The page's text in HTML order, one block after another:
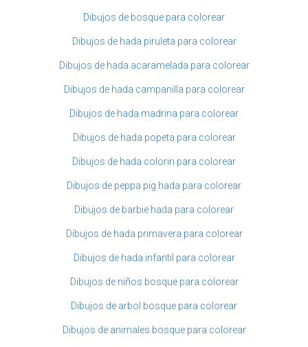
Dibujos de bosque para colorear
Dibujos de hada piruleta para colorear
Dibujos de hada acaramelada para colorear
Dibujos de hada campanilla para colorear
Dibujos de hada madrina para colorear
Dibujos de hada popeta para colorear
Dibujos de hada colorin para colorear
Dibujos de peppa pig hada para colorear
Dibujos de barbie hada para colorear
Dibujos de hada primavera para colorear
Dibujos de hada infantil para colorear
Dibujos de niños bosque para colorear
Dibujos de arbol bosque para colorear
Dibujos de animales bosque para colorear